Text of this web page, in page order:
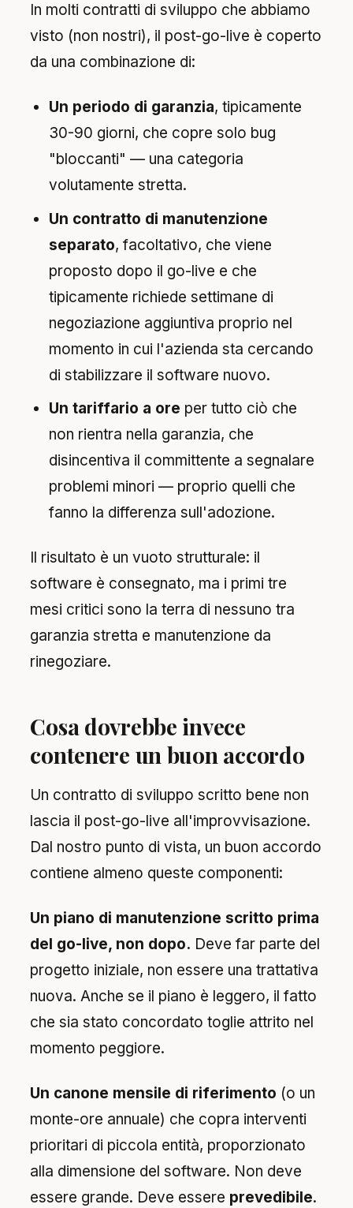
In molti contratti di sviluppo che abbiamo
visto (non nostri), il post-go-live è coperto
da una combinazione di:
Un periodo di garanzia, tipicamente
30-90 giorni, che copre solo bug
"bloccanti" — una categoria
volutamente stretta.
Un contratto di manutenzione
separato, facoltativo, che viene
proposto dopo il go-live e che
tipicamente richiede settimane di
negoziazione aggiuntiva proprio nel
momento in cui l'azienda sta cercando
di stabilizzare il software nuovo.
Un tariffario a ore per tutto ciò che
non rientra nella garanzia, che
disincentiva il committente a segnalare
problemi minori — proprio quelli che
fanno la differenza sull'adozione.
Il risultato è un vuoto strutturale: il
software è consegnato, ma i primi tre
mesi critici sono la terra di nessuno tra
garanzia stretta e manutenzione da
rinegoziare.
Cosa dovrebbe invece
contenere un buon accordo
Un contratto di sviluppo scritto bene non
lascia il post-go-live all'improvvisazione.
Dal nostro punto di vista, un buon accordo
contiene almeno queste componenti:
Un piano di manutenzione scritto prima
del go-live, non dopo. Deve far parte del
progetto iniziale, non essere una trattativa
nuova. Anche se il piano è leggero, il fatto
che sia stato concordato toglie attrito nel
momento peggiore.
Un canone mensile di riferimento (o un
monte-ore annuale) che copra interventi
prioritari di piccola entità, proporzionato
alla dimensione del software. Non deve
essere grande. Deve essere prevedibile.